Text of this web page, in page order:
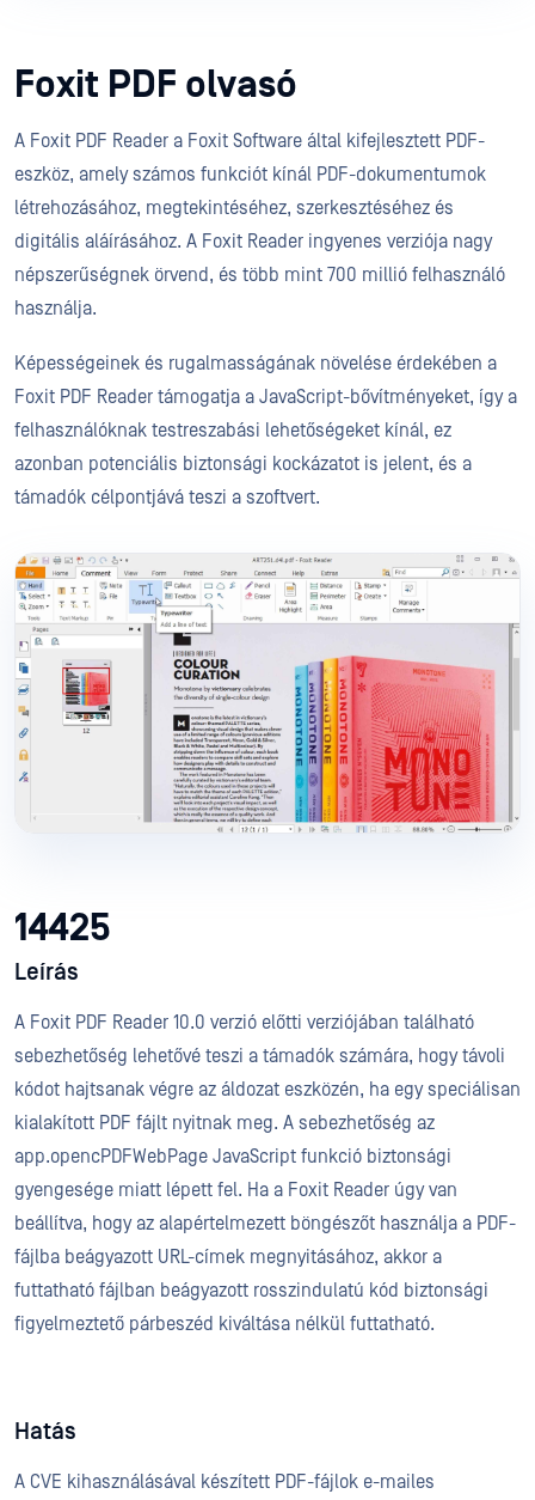
Foxit PDF olvasó
A Foxit PDF Reader a Foxit Software által kifejlesztett PDF-
eszköz, amely számos funkciót kínál PDF-dokumentumok
létrehozásához, megtekintéséhez, szerkesztéséhez és
digitális aláírásához. A Foxit Reader ingyenes verziója nagy
népszerűségnek örvend, és több mint 700 millió felhasználó
használja.
Képességeinek és rugalmasságának növelése érdekében a
Foxit PDF Reader támogatja a JavaScript-bővítményeket, így a
felhasználóknak testreszabási lehetőségeket kínál, ez
azonban potenciális biztonsági kockázatot is jelent, és a
támadók célpontjává teszi a szoftvert.
14425
Leírás
A Foxit PDF Reader 10.0 verzió előtti verziójában található
sebezhetőség lehetővé teszi a támadók számára, hogy távoli
kódot hajtsanak végre az áldozat eszközén, ha egy speciálisan
kialakított PDF fájlt nyitnak meg. A sebezhetőség az
app.opencPDFWebPage JavaScript funkció biztonsági
gyengesége miatt lépett fel. Ha a Foxit Reader úgy van
beállítva, hogy az alapértelmezett böngészőt használja a PDF-
fájlba beágyazott URL-címek megnyitásához, akkor a
futtatható fájlban beágyazott rosszindulatú kód biztonsági
figyelmeztető párbeszéd kiváltása nélkül futtatható.
Hatás
A CVE kihasználásával készített PDF-fájlok e-mailes